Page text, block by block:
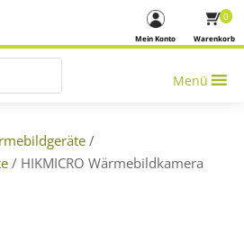
Warenkorb
0
Mein Konto
Menü
/
/ HIKMICRO Wärmebildkamera